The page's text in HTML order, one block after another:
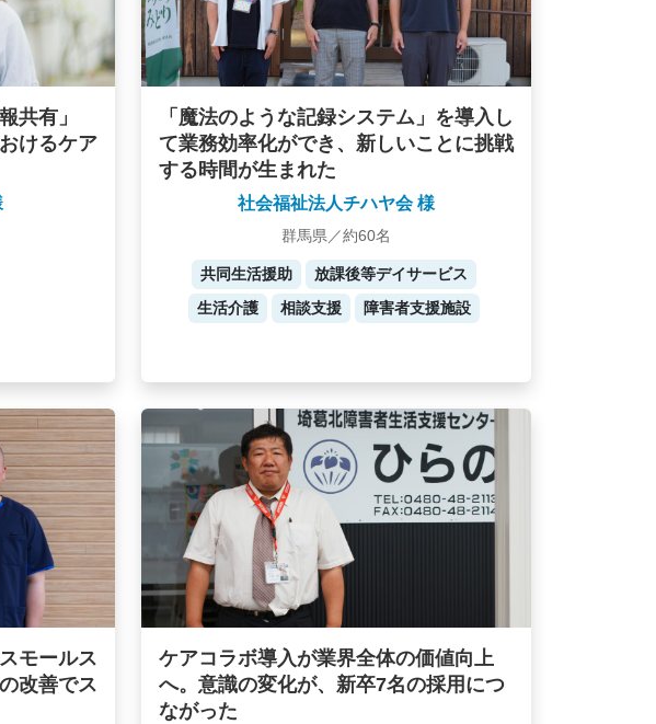
共有」
けるケア
「魔法のような記録システム」を導入し
て業務効率化ができ、新しいことに挑戦
する時間が生まれた
社会福祉法人チハヤ会 様
群馬県／約60名
共同生活援助
放課後等デイサービス
生活介護
相談支援 障害者支援施設
モールス
改善でス
ケアコラボ導入が業界全体の価値向上
へ。意識の変化が、新卒7名の採用につ
ながった